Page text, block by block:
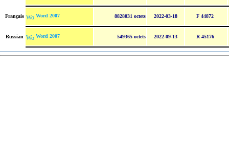
Français Word 2007 8828031 octets 2022-03-18 F 44872
Russian Word 2007 549365 octets 2022-09-13 R 45176